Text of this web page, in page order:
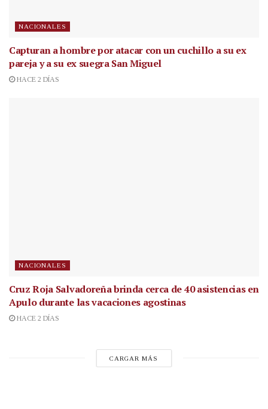
NACIONALES
Capturan a hombre por atacar con un cuchillo a su ex
pareja y a su ex suegra San Miguel
HACE 2 DÍAS
NACIONALES
Cruz Roja Salvadoreña brinda cerca de 40 asistencias en
Apulo durante las vacaciones agostinas
HACE 2 DÍAS
CARGAR MÁS